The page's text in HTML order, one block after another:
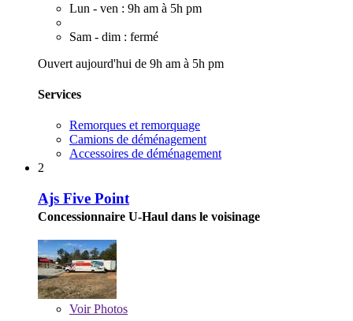
Lun - ven : 9h am à 5h pm
Sam - dim : fermé
Ouvert aujourd'hui de 9h am à 5h pm
Services
Remorques et remorquage
Camions de déménagement
Accessoires de déménagement
2
Ajs Five Point
Concessionnaire U-Haul dans le voisinage
VoirPhotos